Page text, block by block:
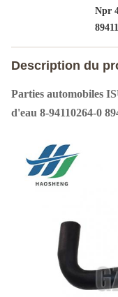
Npr
Description du
Parties automobiles
d'eau 8-94110264-0